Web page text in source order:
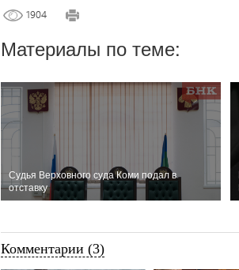
1904
Материалы по теме:
Судья Верховного суда Коми подал в
отставку
Комментарии (3)